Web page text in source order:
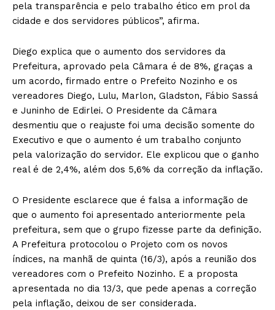
pela transparência e pelo trabalho ético em prol da
cidade e dos servidores públicos”, afirma.
Diego explica que o aumento dos servidores da
Prefeitura, aprovado pela Câmara é de 8%, graças a
um acordo, firmado entre o Prefeito Nozinho e os
vereadores Diego, Lulu, Marlon, Gladston, Fábio Sassá
e Juninho de Edirlei. O Presidente da Câmara
desmentiu que o reajuste foi uma decisão somente do
Executivo e que o aumento é um trabalho conjunto
pela valorização do servidor. Ele explicou que o ganho
real é de 2,4%, além dos 5,6% da correção da inflação.
O Presidente esclarece que é falsa a informação de
que o aumento foi apresentado anteriormente pela
prefeitura, sem que o grupo fizesse parte da definição.
A Prefeitura protocolou o Projeto com os novos
índices, na manhã de quinta (16/3), após a reunião dos
vereadores com o Prefeito Nozinho. E a proposta
apresentada no dia 13/3, que pede apenas a correção
pela inflação, deixou de ser considerada.